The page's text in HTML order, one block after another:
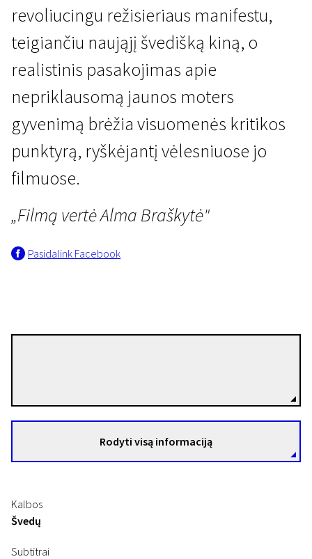
Iš arčiau: Bo Widerberg
Vaikiškas vežimėlis
1 val. 35 min. | Drama | N-13
revoliucingu režisieriaus manifestu,
teigiančiu naująjį švedišką kiną, o
realistinis pasakojimas apie
nepriklausomą jaunos moters
gyvenimą brėžia visuomenės kritikos
punktyrą, ryškėjantį vėlesniuose jo
filmuose.
„Filmą vertė Alma Braškytė"
Pasidalink Facebook
Rodyti visą informaciją
Kalbos
Švedų
Subtitrai